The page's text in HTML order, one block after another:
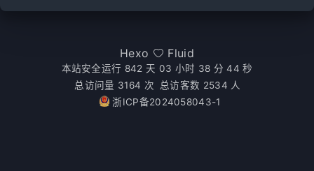
Hexo Fluid
本站安全运行 842 天 03 小时 38 分 45 秒
总访问量 3164 次 总访客数 2534 人
浙ICP备2024058043-1